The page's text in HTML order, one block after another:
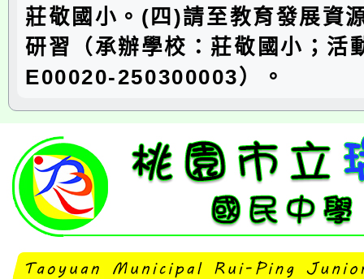
莊敬國小。(四)請至教育發展資
研習（承辦學校：莊敬國小；活
E00020-250300003）。